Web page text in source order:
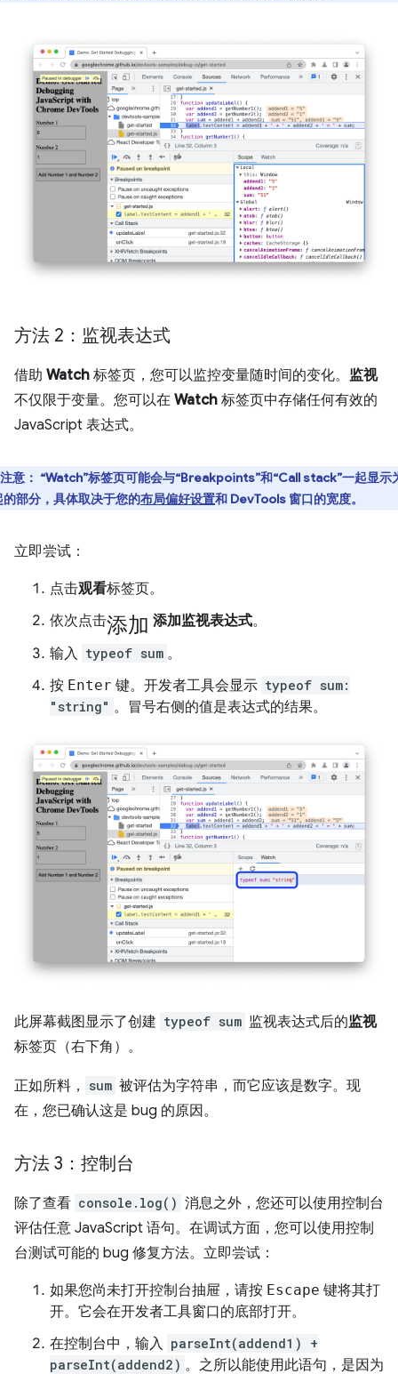
方法 2：监视表达式
借助 Watch 标签页，您可以监控变量随时间的变化。 监视
不仅限于变量。您可以在 Watch 标签页中存储任何有效的
JavaScript 表达式。
注意 ： “Watch”标签页可能会与“Breakpoints”和“Call stack”一起显示
的部分，具体取决于您的布局偏好设置和 DevTools 窗口的宽度。
立即尝试：
点击观看标签页。
依次点击添加 添加监视表达式。
输入 typeof sum 。
按 Enter 键。开发者工具会显示 typeof sum:
"string" 。冒号右侧的值是表达式的结果。
此屏幕截图显示了创建 typeof sum 监视表达式后的监视
标签页（右下角）。
正如所料， sum 被评估为字符串，而它应该是数字。现
在，您已确认这是 bug 的原因。
方法 3：控制台
除了查看 console.log() 消息之外，您还可以使用控制台
评估任意 JavaScript 语句。在调试方面，您可以使用控制
台测试可能的 bug 修复方法。立即尝试：
如果您尚未打开控制台抽屉，请按 Escape 键将其打
开。它会在开发者工具窗口的底部打开。
在控制台中，输入 parseInt(addend1) +
parseInt(addend2) 。之所以能使用此语句，是因为